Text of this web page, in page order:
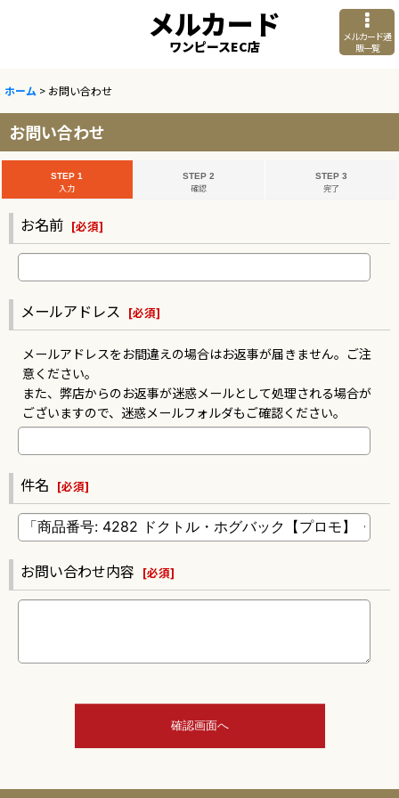
メルカード
ワンピースEC店
メルカード通
販一覧
ホーム > お問い合わせ
お問い合わせ
STEP 1
入力
STEP 2
確認
STEP 3
完了
お名前 [必須]
メールアドレス [必須]
メールアドレスをお間違えの場合はお返事が届きません。ご注
意ください。
また、弊店からのお返事が迷惑メールとして処理される場合が
ございますので、迷惑メールフォルダもご確認ください。
件名 [必須]
お問い合わせ内容 [必須]
確認画面へ